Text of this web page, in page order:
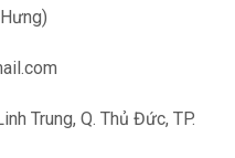
Trung, Q. Thủ Đức, TP.